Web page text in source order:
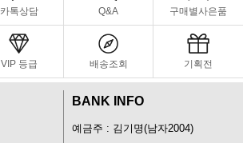
카톡상담 Q&A 구매별사은품
VIP 등급 배송조회 기획전
BANK INFO
예금주 : 김기명(남자2004)